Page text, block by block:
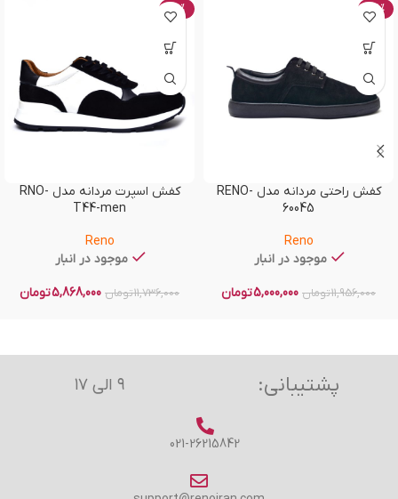
-58%
کفش راحتی مردانه مدل RENO-
60045
Reno
موجود در انبار
11,956,000تومان 5,000,000تومان
-50%
کفش اسپرت مردانه مدل RNO-
T44-men
Reno
موجود در انبار
11,736,000تومان 5,868,000تومان
پشتیبانی: ۹ الی ۱۷
021-26215842